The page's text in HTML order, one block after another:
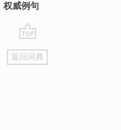
权威例句
go
top
返回词典